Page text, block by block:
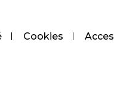
Cookies